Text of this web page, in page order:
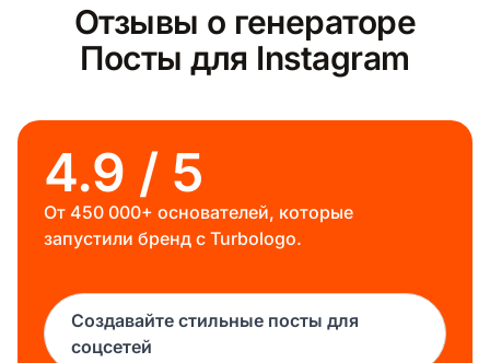
Отзывы о генераторе
Посты для Instagram
4.9 / 5
От 450 000+ основателей, которые
запустили бренд с Turbologo.
Создавайте стильные посты для
соцсетей